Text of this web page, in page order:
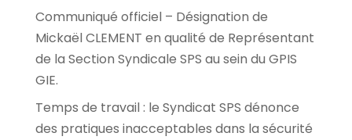
Communiqué officiel – Désignation de
Mickaël CLEMENT en qualité de Représentant
de la Section Syndicale SPS au sein du GPIS
GIE.
Temps de travail : le Syndicat SPS dénonce
des pratiques inacceptables dans la sécurité